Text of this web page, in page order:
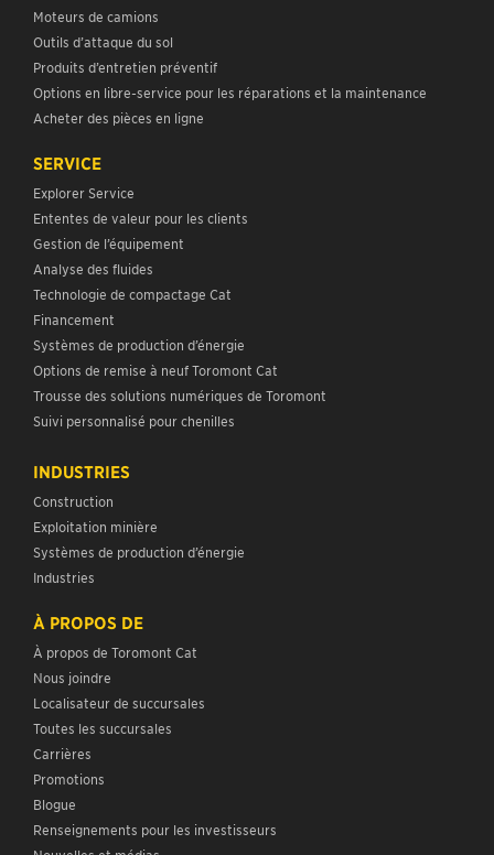
Moteurs de camions
Outils d’attaque du sol
Produits d’entretien préventif
Options en libre-service pour les réparations et la maintenance
Acheter des pièces en ligne
SERVICE
Explorer Service
Ententes de valeur pour les clients
Gestion de l’équipement
Analyse des fluides
Technologie de compactage Cat
Financement
Systèmes de production d’énergie
Options de remise à neuf Toromont Cat
Trousse des solutions numériques de Toromont
Suivi personnalisé pour chenilles
INDUSTRIES
Construction
Exploitation minière
Systèmes de production d’énergie
Industries
À PROPOS DE
À propos de Toromont Cat
Nous joindre
Localisateur de succursales
Toutes les succursales
Carrières
Promotions
Blogue
Renseignements pour les investisseurs